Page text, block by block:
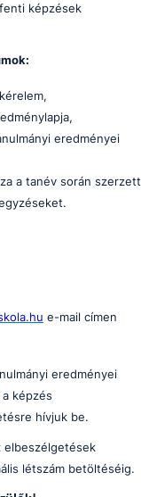
képzések
eredményei
a tanév során szerzett
e-mail címen
eredményei
képzés
hívjuk be.
elbeszélgetések
létszám betöltéséig.